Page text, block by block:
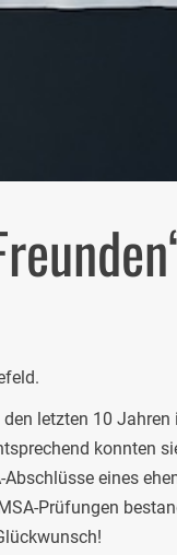
letzten 10
konnten
eines
Prüfungen